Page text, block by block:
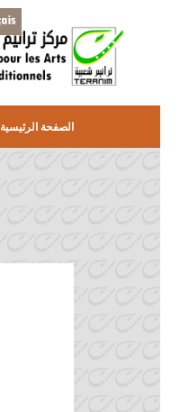
الصفحة الرئيسية